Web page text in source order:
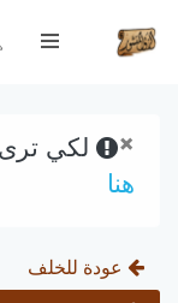
× لكي ترى
هنا
عودة للخلف